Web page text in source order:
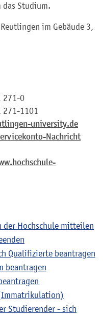
das Studium.
im Gebäude 3,
271-0
271-1101
university.de
Nachricht
der Hochschule mitteilen
Qualifizierte beantragen
beantragen
Studierender - sich